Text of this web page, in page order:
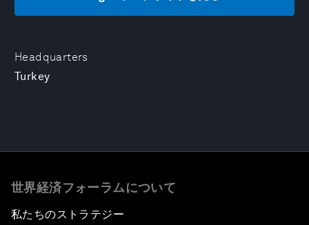
Headquarters
Turkey
世界経済フォーラムについて
私たちのストラテジー